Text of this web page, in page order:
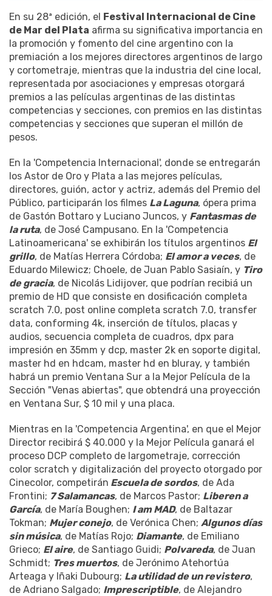
En su 28ª edición, el Festival Internacional de Cine
de Mar del Plata afirma su significativa importancia en
la promoción y fomento del cine argentino con la
premiación a los mejores directores argentinos de largo
y cortometraje, mientras que la industria del cine local,
representada por asociaciones y empresas otorgará
premios a las películas argentinas de las distintas
competencias y secciones, con premios en las distintas
competencias y secciones que superan el millón de
pesos.
En la 'Competencia Internacional', donde se entregarán
los Astor de Oro y Plata a las mejores películas,
directores, guión, actor y actriz, además del Premio del
Público, participarán los filmes La Laguna, ópera prima
de Gastón Bottaro y Luciano Juncos, y Fantasmas de
la ruta, de José Campusano. En la 'Competencia
Latinoamericana' se exhibirán los títulos argentinos El
grillo, de Matías Herrera Córdoba; El amor a veces, de
Eduardo Milewicz; Choele, de Juan Pablo Sasiaín, y Tiro
de gracia, de Nicolás Lidijover, que podrían recibiá un
premio de HD que consiste en dosificación completa
scratch 7.0, post online completa scratch 7.0, transfer
data, conforming 4k, inserción de títulos, placas y
audios, secuencia completa de cuadros, dpx para
impresión en 35mm y dcp, master 2k en soporte digital,
master hd en hdcam, master hd en bluray, y también
habrá un premio Ventana Sur a la Mejor Película de la
Sección "Venas abiertas", que obtendrá una proyección
en Ventana Sur, $ 10 mil y una placa.
Mientras en la 'Competencia Argentina', en que el Mejor
Director recibirá $ 40.000 y la Mejor Película ganará el
proceso DCP completo de largometraje, corrección
color scratch y digitalización del proyecto otorgado por
Cinecolor, competirán Escuela de sordos, de Ada
Frontini; 7 Salamancas, de Marcos Pastor; Liberen a
García, de María Boughen; I am MAD, de Baltazar
Tokman; Mujer conejo, de Verónica Chen; Algunos días
sin música, de Matías Rojo; Diamante, de Emiliano
Grieco; El aire, de Santiago Guidi; Polvareda, de Juan
Schmidt; Tres muertos, de Jerónimo Atehortúa
Arteaga y Iñaki Dubourg; La utilidad de un revistero,
de Adriano Salgado; Imprescriptible, de Alejandro